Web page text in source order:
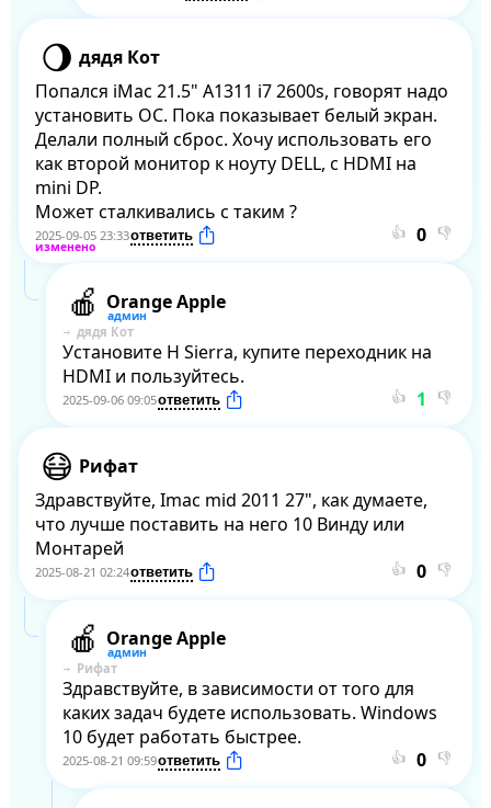
дядя Кот
Попался iMac 21.5" A1311 i7 2600s, говорят надо
установить ОС. Пока показывает белый экран.
Делали полный сброс. Хочу использовать его
как второй монитор к ноуту DELL, с HDMI на
mini DP.
Может сталкивались с таким ?
2025-09-05 23:33 👍 👎
Orange Apple
дядя Кот
Установите H Sierra, купите переходник на
HDMI и пользуйтесь.
2025-09-06 09:05 👍 👎
Рифат
Здравствуйте, Imac mid 2011 27", как думаете,
что лучше поставить на него 10 Винду или
Монтарей
2025-08-21 02:24 👍 👎
Orange Apple
Рифат
Здравствуйте, в зависимости от того для
каких задач будете использовать. Windows
10 будет работать быстрее.
2025-08-21 09:59 👍 👎